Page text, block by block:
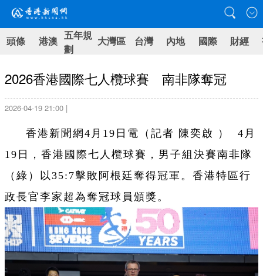
頭條 港澳 五年規
劃
大灣區 台灣 內地 國際 財經
2026香港國際七人欖球賽 南非隊奪冠
2026-04-19 21:00 |
香港新聞網4月19日電（記者 陳奕啟 ） 4月
19日，香港國際七人欖球賽，男子組決賽南非隊
（綠）以35:7擊敗阿根廷奪得冠軍。香港特區行
政長官李家超為奪冠球員頒獎。